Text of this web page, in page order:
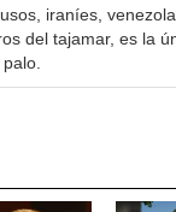
iraníes,
del tajamar, es la